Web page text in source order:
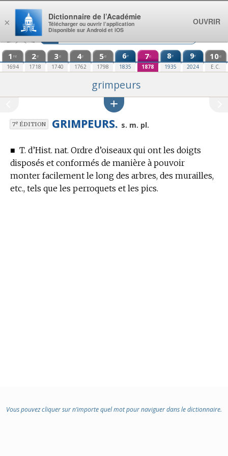
Aller au contenu
1 re
1694
2e
1718
3e
1740
4e
1762
5e
1798
6e
1835
7e
1878
8e
1935
9e
2024
10e
E.C.
grimpeurs
7eÉDITION GRIMPEURS. s. m. pl.
■ T. d’Hist. nat. Ordre d’oiseaux qui ont les doigts
disposés et conformés de manière à pouvoir
monter facilement le long des arbres, des murailles,
etc., tels que les perroquets et les pics.
Vous pouvez cliquer sur n’importe quel mot pour naviguer dans le dictionnaire.
×
Dictionnaire de l’Académie
Télécharger ou ouvrir l’application
Disponible sur Android et iOS
OUVRIR